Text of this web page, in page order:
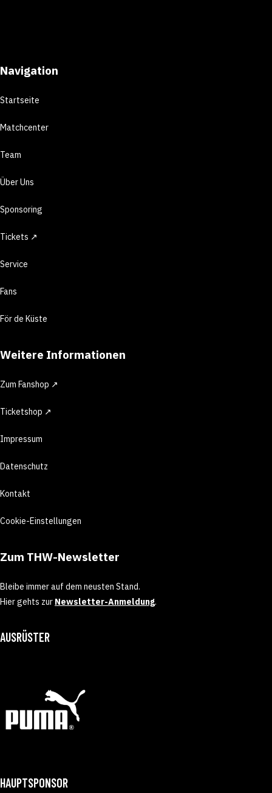
Navigation
Startseite
Matchcenter
Team
Über Uns
Sponsoring
Tickets ↗
Service
Fans
För de Küste
Weitere Informationen
Zum Fanshop ↗
Ticketshop ↗
Impressum
Datenschutz
Kontakt
Cookie-Einstellungen
Zum THW-Newsletter
Bleibe immer auf dem neusten Stand.
Hier gehts zur Newsletter-Anmeldung.
AUSRÜSTER
HAUPTSPONSOR